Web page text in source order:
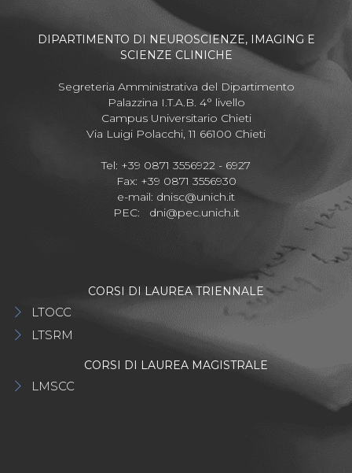
DIPARTIMENTO DI NEUROSCIENZE, IMAGING E
SCIENZE CLINICHE
Segreteria Amministrativa del Dipartimento
Palazzina I.T.A.B. 4° livello
Campus Universitario Chieti
Via Luigi Polacchi, 11 66100 Chieti
Tel: +39 0871 3556922 - 6927
Fax: +39 0871 3556930
e-mail: dnisc@unich.it
PEC: dni@pec.unich.it
CORSI DI LAUREA TRIENNALE
LTOCC
LTSRM
CORSI DI LAUREA MAGISTRALE
LMSCC